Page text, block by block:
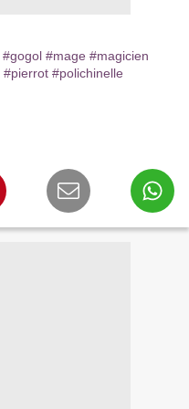
#gogol #mage #magicien
#pierrot #polichinelle